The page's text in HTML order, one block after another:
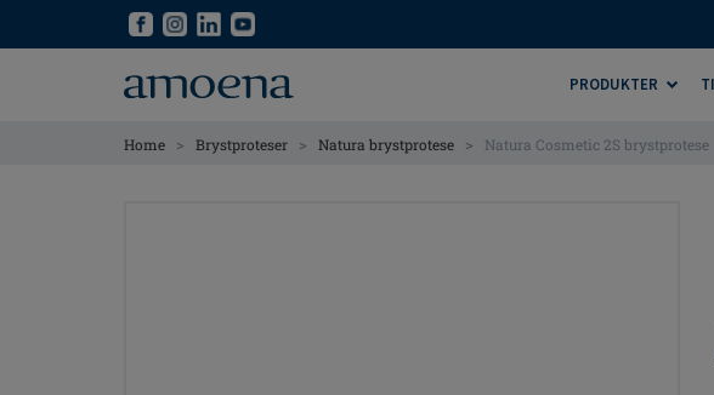
PRODUKTER
Home > Brystproteser > Natura brystprotese > Natura Cosmetic 2S brystprotese